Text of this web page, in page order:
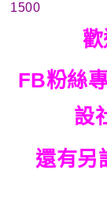
1500
FB粉絲
設
還有另